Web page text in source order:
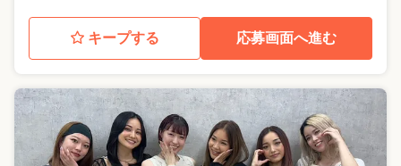
キープする 応募画面へ進む